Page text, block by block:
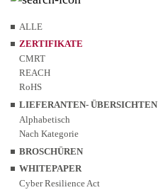
ALLE
ZERTIFIKATE
CMRT
REACH
RoHS
LIEFERANTEN- ÜBERSICHTEN
Alphabetisch
Nach Kategorie
BROSCHÜREN
WHITEPAPER
Cyber Resilience Act